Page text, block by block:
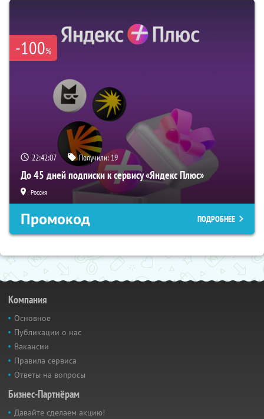
-100%
22:42:06 Получили: 19
До 45 дней подписки к сервису «Яндекс Плюс»
Россия
Промокод ПОДРОБНЕЕ
Компания
Основное
Публикации о нас
Вакансии
Правила сервиса
Ответы на вопросы
Бизнес-Партнёрам
Давайте сделаем акцию!